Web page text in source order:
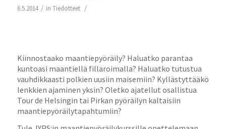
6.5.2014 / in Tiedotteet /
Kiinnostaako maantiepyöräily? Haluatko parantaa
kuntoasi maantiellä fillaroimalla? Haluatko tutustua
vauhdikkaasti polkien uusiin maisemiin? Kyllästyttääkö
lenkkien ajaminen yksin? Oletko ajatellut osallistua
Tour de Helsingin tai Pirkan pyöräilyn kaltaisiin
maantiepyöräilytapahtumiin?